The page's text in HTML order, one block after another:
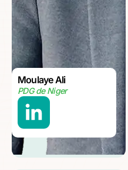
Moulaye Ali
PDG de Niger